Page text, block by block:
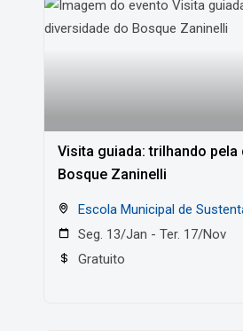
Visita guiada: trilhando pela
Bosque Zaninelli
Escola Municipal de
Seg. 13/Jan - Ter. 17/Nov
Gratuito